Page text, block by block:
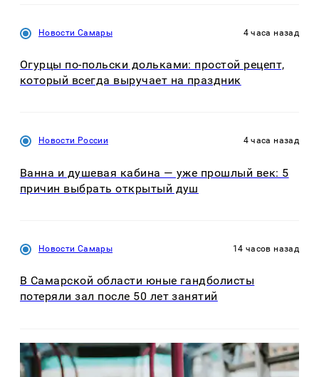
Новости Самары 4 часа назад
Огурцы по‑польски дольками: простой рецепт,
который всегда выручает на праздник
Новости России 4 часа назад
Ванна и душевая кабина — уже прошлый век: 5
причин выбрать открытый душ
Новости Самары 14 часов назад
В Самарской области юные гандболисты
потеряли зал после 50 лет занятий